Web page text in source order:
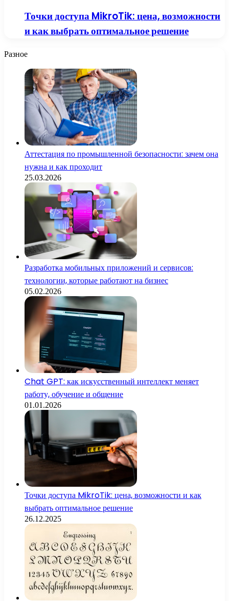
Точки доступа MikroTik: цена, возможности
и как выбрать оптимальное решение
Разное
Аттестация по промышленной безопасности: зачем она
нужна и как проходит
25.03.2026
Разработка мобильных приложений и сервисов:
технологии, которые работают на бизнес
05.02.2026
Chat GPT: как искусственный интеллект меняет
работу, обучение и общение
01.01.2026
Точки доступа MikroTik: цена, возможности и как
выбрать оптимальное решение
26.12.2025